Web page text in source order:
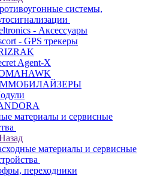
системы,
- Аксессуары
- GPS трекеры
Agent-X
материалы и сервисные
материалы и сервисные
переходники